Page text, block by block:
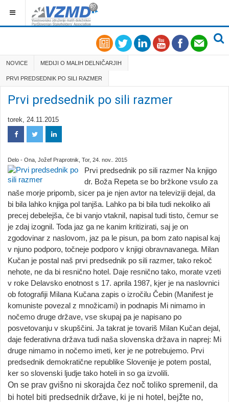
NOVICE MEDIJI O MALIH DELNIČARJIH
PRVI PREDSEDNIK PO SILI RAZMER
Prvi predsednik po sili razmer
torek, 24.11.2015
Delo - Ona, Jožef Praprotnik, Tor, 24. nov.. 2015
Prvi predsednik po sili razmer Na knjigo
dr. Boža Repeta se bo bržkone vsulo za
naše morje pripomb, sicer pa je njen avtor na televiziji dejal, da
bi bila lahko knjiga pol tanjša. Lahko pa bi bila tudi nekoliko ali
precej debelejša, če bi vanjo vtaknil, napisal tudi tisto, čemur se
je zdaj izognil. Toda jaz ga ne kanim kritizirati, saj je on
zgodovinar z naslovom, jaz pa le pisun, pa bom zato napisal kaj
v njuno podporo, točneje podporo v knjigi obravnavanega. Milan
Kučan je postal naš prvi predsednik po sili razmer, tako rekoč
nehote, ne da bi resnično hotel. Daje resnično tako, morate vzeti
v roke Delavsko enotnost s 17. aprila 1987, kjer je na naslovnici
ob fotografiji Milana Kučana zapis o izročilu Čebin (Manifest je
komuniste povezal z množicami) in podnapis Mi nimamo in
nočemo druge države, vse skupaj pa je napisano po
posvetovanju v skupščini. Ja takrat je tovariš Milan Kučan dejal,
daje federativna država tudi naša slovenska država in naprej: Mi
druge nimamo in nočemo imeti, ker je ne potrebujemo. Prvi
predsednik demokratične republike Slovenije je potem postal,
ker so slovenski ljudje tako hoteli in so ga izvolili.
On se prav gvišno ni skorajda čez noč toliko spremenil, da
bi hotel biti predsednik države, ki je ni hotel, bejžte no,